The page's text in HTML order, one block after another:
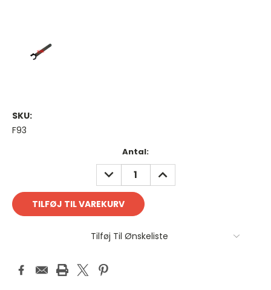
SKU:
F93
Antal:
REDUCER
ANTAL:
FORØG
ANTAL:
Tilføj Til Ønskeliste